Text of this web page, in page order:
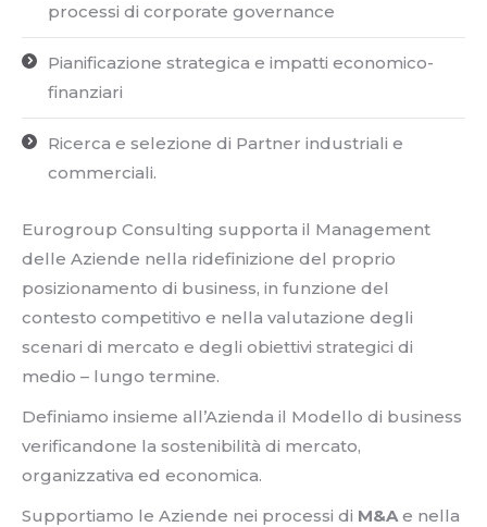
processi di corporate governance
Pianificazione strategica e impatti economico-
finanziari
Ricerca e selezione di Partner industriali e
commerciali.
Eurogroup Consulting supporta il Management
delle Aziende nella ridefinizione del proprio
posizionamento di business, in funzione del
contesto competitivo e nella valutazione degli
scenari di mercato e degli obiettivi strategici di
medio – lungo termine.
Definiamo insieme all’Azienda il Modello di business
verificandone la sostenibilità di mercato,
organizzativa ed economica.
Supportiamo le Aziende nei processi di M&Ae nella